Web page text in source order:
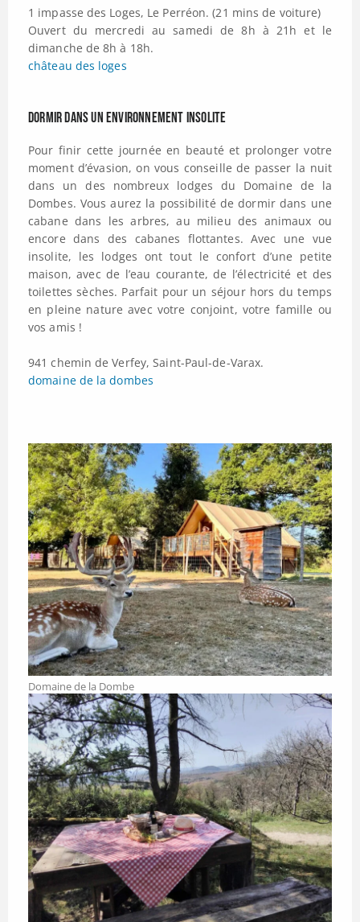
1 impasse des Loges, Le Perréon. (21 mins de voiture)
Ouvert du mercredi au samedi de 8h à 21h et le
dimanche de 8h à 18h.
château des loges
Dormir dans un environnement insolite
Pour finir cette journée en beauté et prolonger votre
moment d’évasion, on vous conseille de passer la nuit
dans un des nombreux lodges du Domaine de la
Dombes. Vous aurez la possibilité de dormir dans une
cabane dans les arbres, au milieu des animaux ou
encore dans des cabanes flottantes. Avec une vue
insolite, les lodges ont tout le confort d’une petite
maison, avec de l’eau courante, de l’électricité et des
toilettes sèches. Parfait pour un séjour hors du temps
en pleine nature avec votre conjoint, votre famille ou
vos amis !
941 chemin de Verfey, Saint-Paul-de-Varax.
domaine de la dombes
Domaine de la Dombe